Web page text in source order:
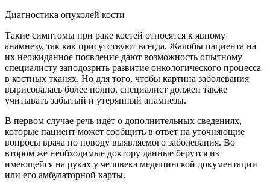
Диагностика опухолей кости
Такие симптомы при раке костей относятся к явному
анамнезу, так как присутствуют всегда. Жалобы пациента на
их неожиданное появление дают возможность опытному
специалисту заподозрить развитие онкологического процесса
в костных тканях. Но для того, чтобы картина заболевания
вырисовалась более полно, специалист должен также
учитывать забытый и утерянный анамнезы.
В первом случае речь идёт о дополнительных сведениях,
которые пациент может сообщить в ответ на уточняющие
вопросы врача по поводу выявляемого заболевания. Во
втором же необходимые доктору данные берутся из
имеющейся на руках у человека медицинской документации
или его амбулаторной карты.